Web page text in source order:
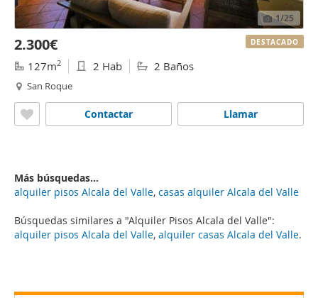
Búsquedas similares a "Alquiler Pisos Alcala del Valle":
alquiler pisos Alcala del Valle, alquiler casas Alcala del Valle.
1/25
2.300€
127m2 2 Hab 2 Baños
San Roque
Llamar
Contactar
DESTACADO
Más búsquedas...
alquiler pisos Alcala del Valle, casas alquiler Alcala del Valle